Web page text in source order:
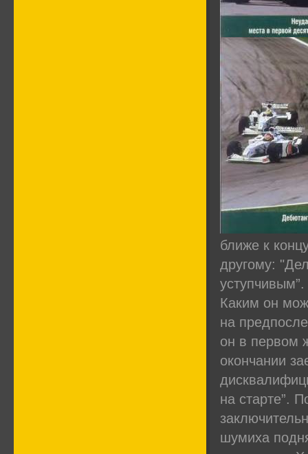
ближе к
другому:
уступчивым”.
Каким он
на
он в первом
окончании
на старте”.
шумиха